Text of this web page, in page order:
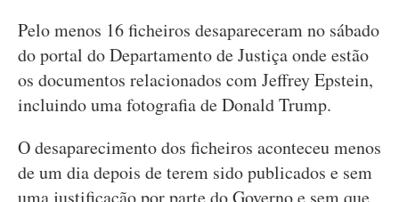
Pelo menos 16 ficheiros desapareceram no sábado
do portal do Departamento de Justiça onde estão
os documentos relacionados com Jeffrey Epstein,
incluindo uma fotografia de Donald Trump.
O desaparecimento dos ficheiros aconteceu menos
de um dia depois de terem sido publicados e sem
uma justificação por parte do Governo e sem que